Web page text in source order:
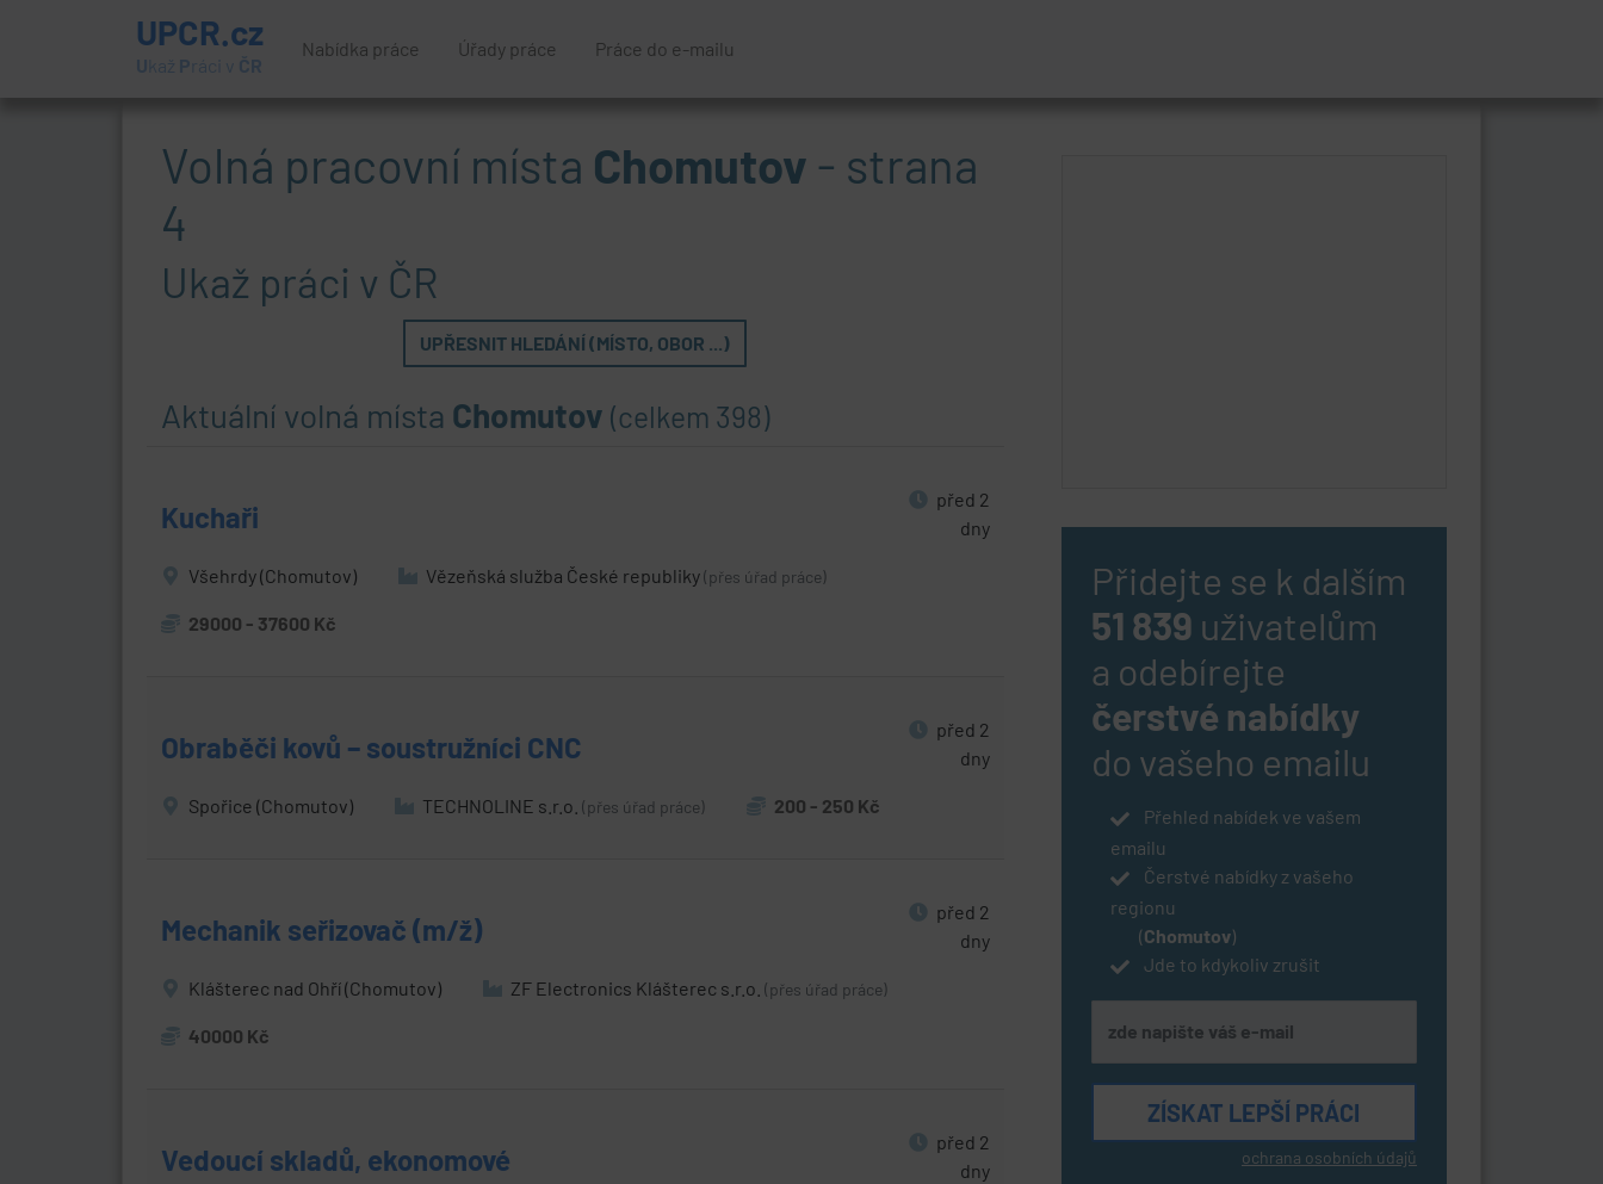
UPCR.cz
U kaž P ráci v ČR
Nabídka práce Úřady práce Práce do e-mailu
Volná pracovní místa Chomutov - strana
4
Ukaž práci v ČR
UPŘESNIT HLEDÁNÍ (MÍSTO, OBOR ...)
Aktuální volná místa Chomutov (celkem 398)
Kuchaři
před 2
dny
Všehrdy (Chomutov) Vězeňská služba České republiky(přes úřad práce)
29000 - 37600 Kč
Obraběči kovů – soustružníci CNC
před 2
dny
Spořice (Chomutov) TECHNOLINE s.r.o. (přes úřad práce) 200 - 250 Kč
Mechanik seřizovač (m/ž)
před 2
dny
Klášterec nad Ohří (Chomutov) ZF Electronics Klášterec s.r.o. (přes úřad práce)
40000 Kč
Vedoucí skladů, ekonomové
před 2
dny
Přidejte se k dalším
51 839 uživatelům
a odebírejte
čerstvé nabídky
do vašeho emailu
Přehled nabídek ve vašem
emailu
Čerstvé nabídky z vašeho
regionu
(Chomutov)
Jde to kdykoliv zrušit
ochrana osobních údajů